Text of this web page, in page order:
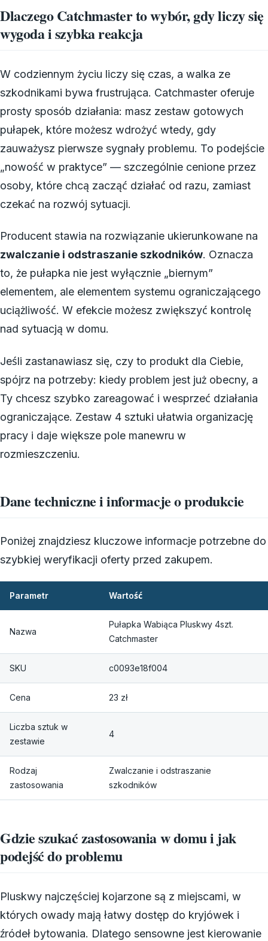
Dlaczego Catchmaster to wybór, gdy liczy się
wygoda i szybka reakcja
W codziennym życiu liczy się czas, a walka ze
szkodnikami bywa frustrująca. Catchmaster oferuje
prosty sposób działania: masz zestaw gotowych
pułapek, które możesz wdrożyć wtedy, gdy
zauważysz pierwsze sygnały problemu. To podejście
„nowość w praktyce” — szczególnie cenione przez
osoby, które chcą zacząć działać od razu, zamiast
czekać na rozwój sytuacji.
Producent stawia na rozwiązanie ukierunkowane na
zwalczanie i odstraszanie szkodników. Oznacza
to, że pułapka nie jest wyłącznie „biernym”
elementem, ale elementem systemu ograniczającego
uciążliwość. W efekcie możesz zwiększyć kontrolę
nad sytuacją w domu.
Jeśli zastanawiasz się, czy to produkt dla Ciebie,
spójrz na potrzeby: kiedy problem jest już obecny, a
Ty chcesz szybko zareagować i wesprzeć działania
ograniczające. Zestaw 4 sztuki ułatwia organizację
pracy i daje większe pole manewru w
rozmieszczeniu.
Dane techniczne i informacje o produkcie
Poniżej znajdziesz kluczowe informacje potrzebne do
szybkiej weryfikacji oferty przed zakupem.
Parametr Wartość
Nazwa
Pułapka Wabiąca Pluskwy 4szt.
Catchmaster
SKU c0093e18f004
Cena 23 zł
Liczba sztuk w
zestawie
4
Rodzaj
zastosowania
Zwalczanie i odstraszanie
szkodników
Gdzie szukać zastosowania w domu i jak
podejść do problemu
Pluskwy najczęściej kojarzone są z miejscami, w
których owady mają łatwy dostęp do kryjówek i
źródeł bytowania. Dlatego sensowne jest kierowanie